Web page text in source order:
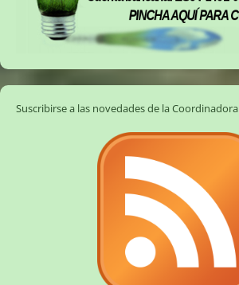
Suscribirse a las novedades de la Coordinadora